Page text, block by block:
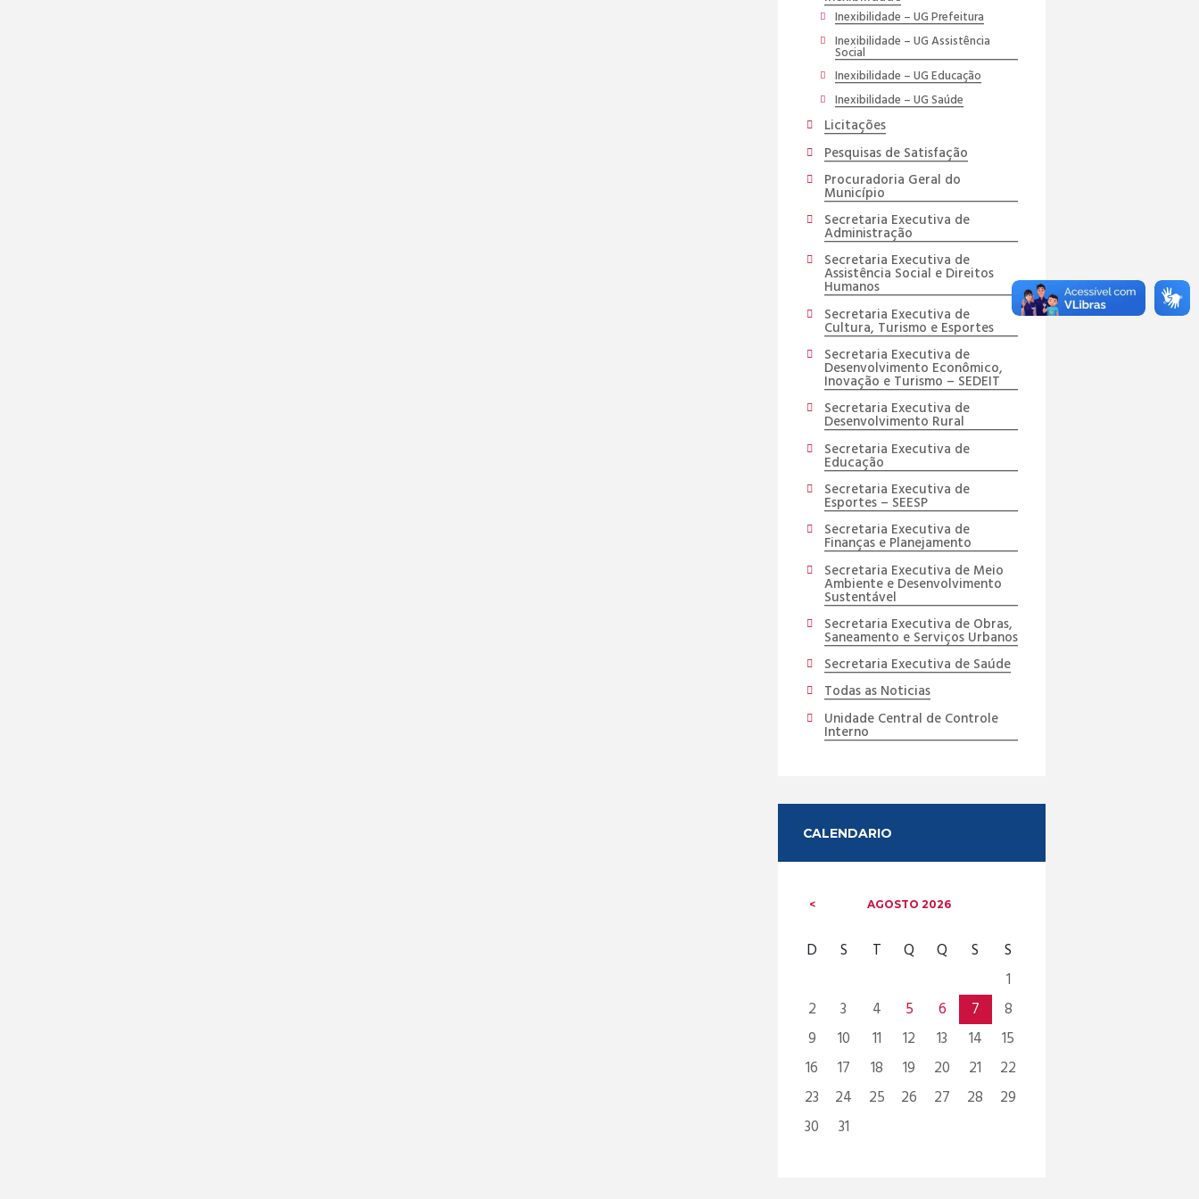
Inexibilidade – UG Prefeitura
Inexibilidade – UG Assistência
Social
Inexibilidade – UG Educação
Inexibilidade – UG Saúde
Licitações
Pesquisas de Satisfação
Procuradoria Geral do
Município
Secretaria Executiva de
Administração
Secretaria Executiva de
Assistência Social e Direitos
Humanos
Secretaria Executiva de
Cultura, Turismo e Esportes
Secretaria Executiva de
Desenvolvimento Econômico,
Inovação e Turismo – SEDEIT
Secretaria Executiva de
Desenvolvimento Rural
Secretaria Executiva de
Educação
Secretaria Executiva de
Esportes – SEESP
Secretaria Executiva de
Finanças e Planejamento
Secretaria Executiva de Meio
Ambiente e Desenvolvimento
Sustentável
Secretaria Executiva de Obras,
Saneamento e Serviços Urbanos
Secretaria Executiva de Saúde
Todas as Noticias
Unidade Central de Controle
Interno
CALENDARIO
AGOSTO2026
D S T Q Q S
S
1
2
3 4 5 6 7
8
9
10 11 12 13 14
15
16
17 18 19 20 21
22
23
24 25 26 27 28
29
30
31